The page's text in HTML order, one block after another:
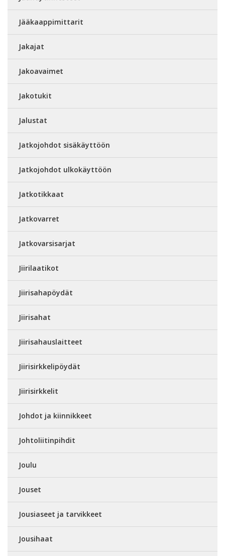
Jääkaappimittarit
Jakajat
Jakoavaimet
Jakotukit
Jalustat
Jatkojohdot sisäkäyttöön
Jatkojohdot ulkokäyttöön
Jatkotikkaat
Jatkovarret
Jatkovarsisarjat
Jiirilaatikot
Jiirisahapöydät
Jiirisahat
Jiirisahauslaitteet
Jiirisirkkelipöydät
Jiirisirkkelit
Johdot ja kiinnikkeet
Johtoliitinpihdit
Joulu
Jouset
Jousiaseet ja tarvikkeet
Jousihaat